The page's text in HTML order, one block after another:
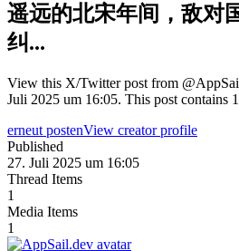
遥远的北宋年间，敌对
纠...
View this X/Twitter post from
Juli 2025 um 16:05. This post contains
erneut postenView creator profile
Published
27. Juli 2025 um 16:05
Thread Items
1
Media Items
1